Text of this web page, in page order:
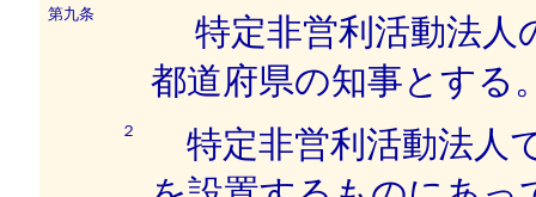
第九条
特定非営利活動法人
都道府県の知事とする
２
特定非営利活動法人